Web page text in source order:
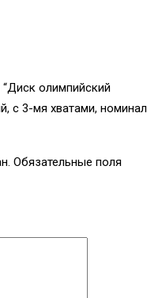
олимпийский
с 3-мя хватами, номинал
Обязательные поля